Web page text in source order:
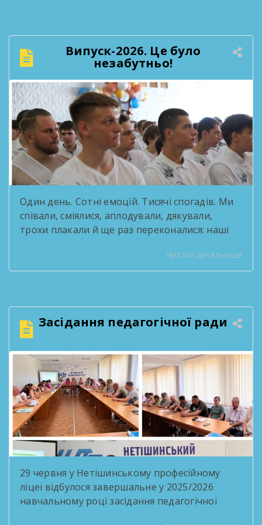
рік. Такі зустрічі — нагода озирнутися на
пройдений шлях і побачити, скільки цінного
зроблено спільними зусиллями колективу. […]
Випуск-2026. Це було
незабутньо!
Один день. Сотні емоцій. Тисячі спогадів. Ми
співали, сміялися, аплодували, дякували,
трохи плакали й ще раз переконалися: наші
навчання вони стали серцем творчих
проєктів, переможцями конкурсів, активними
перемоги. Але […]
Читати детальніше
Засідання педагогічної ради
29 червня у Нетішинському професійному
ліцеї відбулося завершальне у 2025/2026
навчальному році засідання педагогічної